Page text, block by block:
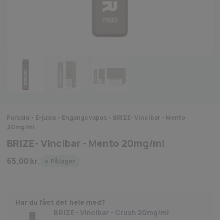
Forside > E-juice > Engangs vapes > BRIZE- Vincibar - Mento
20mg/ml
BRIZE- Vincibar - Mento 20mg/ml
65,00 kr.
Har du fået det hele med?
BRIZE - Vincibar - Crush 20mg/ml